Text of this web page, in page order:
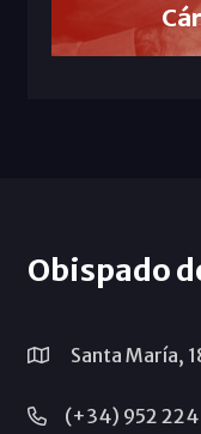
Obispado
Santa María,
(+34) 952 224